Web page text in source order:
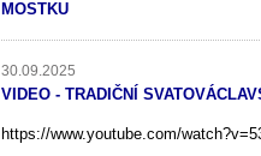
MOSTKU
30.09.2025
VIDEO - TRADIČNÍ
https://www.youtube.com/